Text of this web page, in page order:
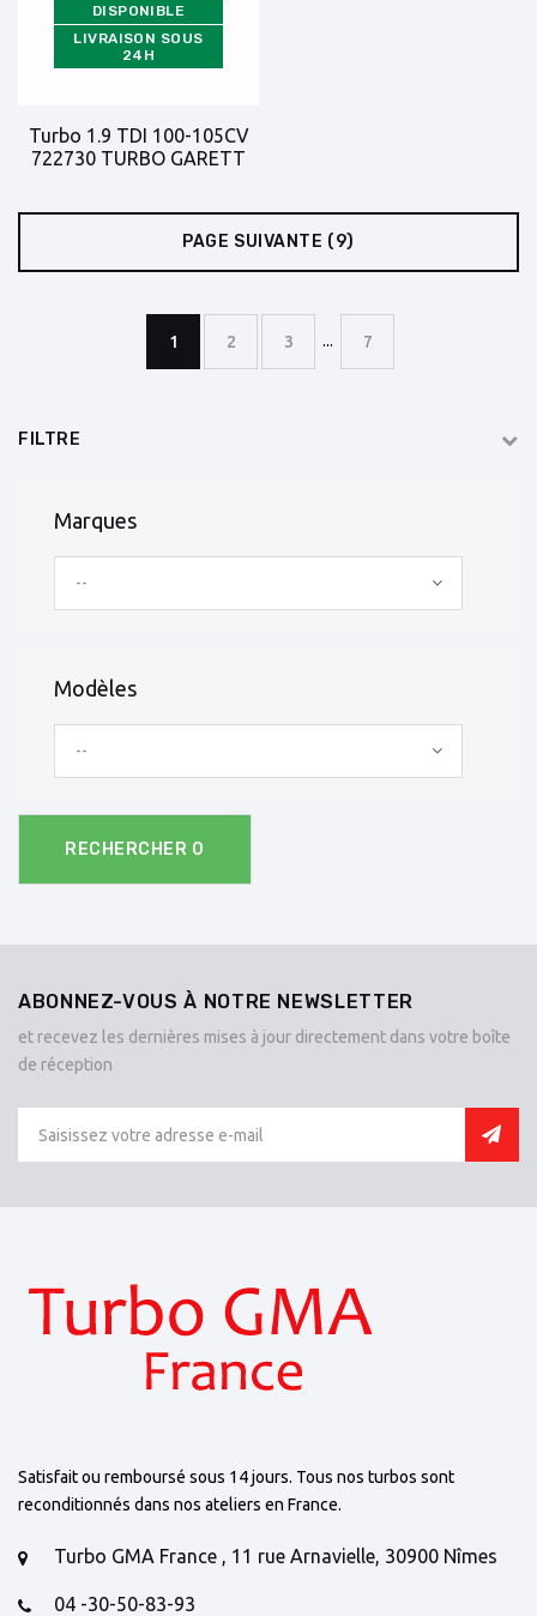
DISPONIBLE
LIVRAISON SOUS
24H
Turbo 1.9 TDI 100-105CV
722730 TURBO GARETT
PAGE SUIVANTE (9)
1 2 3 ... 7
FILTRE
Marques
--
Modèles
--
RECHERCHER 0
ABONNEZ-VOUS À NOTRE NEWSLETTER
et recevez les dernières mises à jour directement dans votre boîte
de réception
Satisfait ou remboursé sous 14 jours. Tous nos turbos sont
reconditionnés dans nos ateliers en France.
Turbo GMA France , 11 rue Arnavielle, 30900 Nîmes
04 -30-50-83-93